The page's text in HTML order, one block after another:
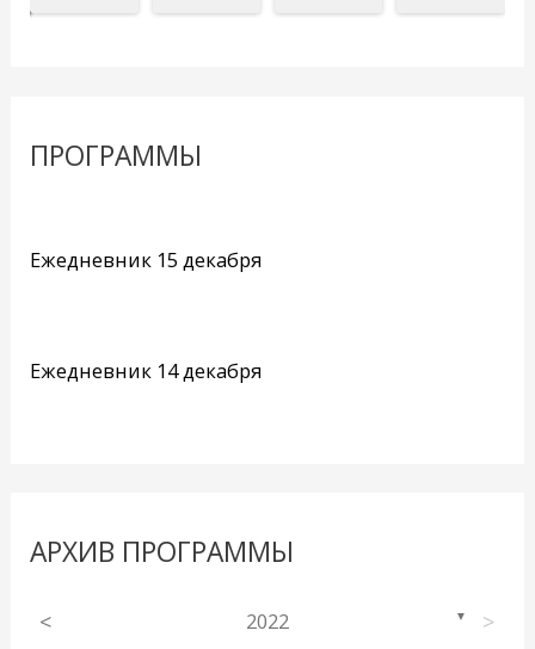
ПРОГРАММЫ
Ежедневник 15 декабря
Ежедневник 14 декабря
АРХИВ ПРОГРАММЫ
< 2022 ▼ >